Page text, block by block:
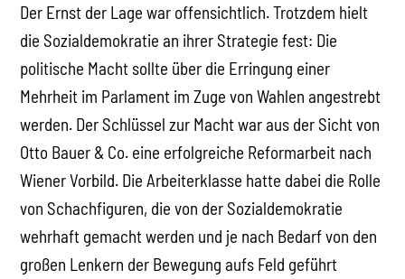
Der Ernst der Lage war offensichtlich. Trotzdem hielt
die Sozialdemokratie an ihrer Strategie fest: Die
politische Macht sollte über die Erringung einer
Mehrheit im Parlament im Zuge von Wahlen angestrebt
werden. Der Schlüssel zur Macht war aus der Sicht von
Otto Bauer & Co. eine erfolgreiche Reformarbeit nach
Wiener Vorbild. Die Arbeiterklasse hatte dabei die Rolle
von Schachfiguren, die von der Sozialdemokratie
wehrhaft gemacht werden und je nach Bedarf von den
großen Lenkern der Bewegung aufs Feld geführt